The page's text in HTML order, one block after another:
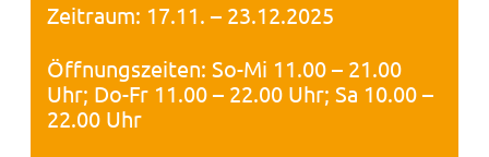
Zeitraum: 17.11. – 23.12.2025
Öffnungszeiten: So-Mi 11.00 – 21.00
Uhr; Do-Fr 11.00 – 22.00 Uhr; Sa 10.00 –
22.00 Uhr